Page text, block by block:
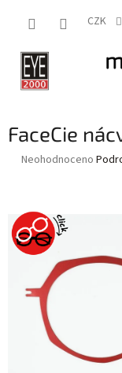
CZK
FaceCie
Průměrné
0,0
z
5
hvězdiček.
Neohodnoceno